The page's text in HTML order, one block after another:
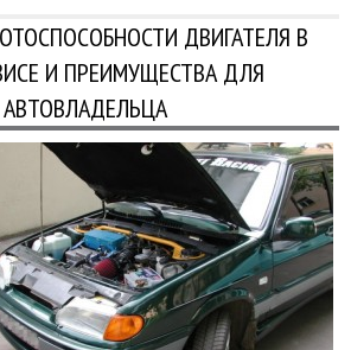
ДВИГАТЕЛЯ В
И ПРЕИМУЩЕСТВА ДЛЯ
АВТОВЛАДЕЛЬЦА